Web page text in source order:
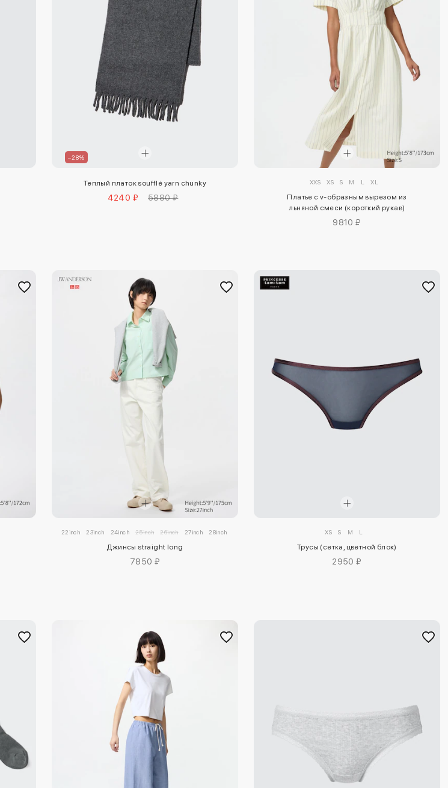
–28%
Теплый платок soufflé yarn chunky
4240 ₽ 5880 ₽
XXS XS S M L XL
Платье с v-образным вырезом из
льняной смеси (короткий рукав)
9810 ₽
22inch 23inch 24inch 25inch 26inch 27inch 28inch
Джинсы straight long
7850 ₽
XS S M L
Трусы (сетка, цветной блок)
2950 ₽